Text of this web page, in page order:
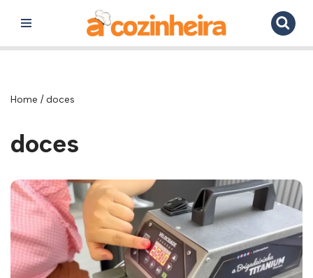
para
Home /doces
doces